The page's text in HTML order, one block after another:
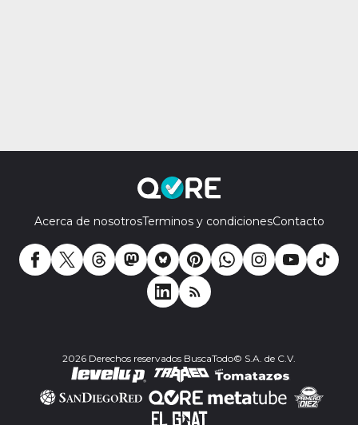
Acerca de nosotrosTerminos y condicionesContacto
2026 Derechos reservados BuscaTodo© S.A. de C.V.